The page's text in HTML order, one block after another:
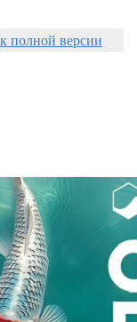
к полной версии